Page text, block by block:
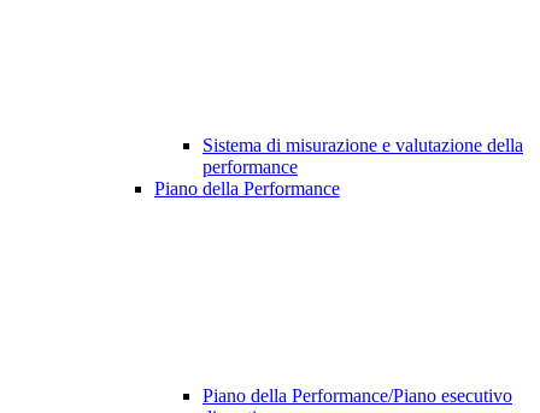
Sistema di misurazione e valutazione della
performance
Piano della Performance
Piano della Performance/Piano esecutivo